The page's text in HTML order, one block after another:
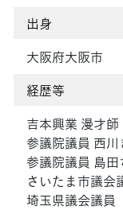
出身
大阪府大阪市
経歴等
吉本興業 漫才師
参議院議員 西
参議院議員 島
さいたま市議会
埼玉県議会議員